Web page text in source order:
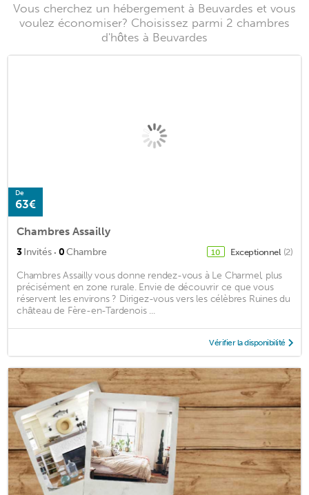
Vous cherchez un hébergement à Beuvardes et vous
voulez économiser? Choisissez parmi 2 chambres
d'hôtes à Beuvardes
De
63€
Chambres Assailly
3Invités · 0Chambre 10 Exceptionnel (2)
Chambres Assailly vous donne rendez-vous à Le Charmel, plus
précisément en zone rurale. Envie de découvrir ce que vous
réservent les environs ? Dirigez-vous vers les célèbres Ruines du
château de Fère-en-Tardenois ...
Vérifier la disponibilité